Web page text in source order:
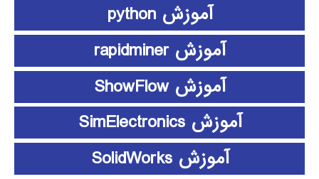
آموزش python
آموزش rapidminer
آموزش ShowFlow
آموزش SimElectronics
آموزش SolidWorks